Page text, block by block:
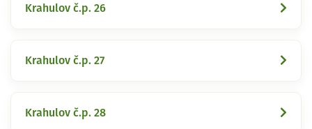
Krahulov č.p. 26
Krahulov č.p. 27
Krahulov č.p. 28